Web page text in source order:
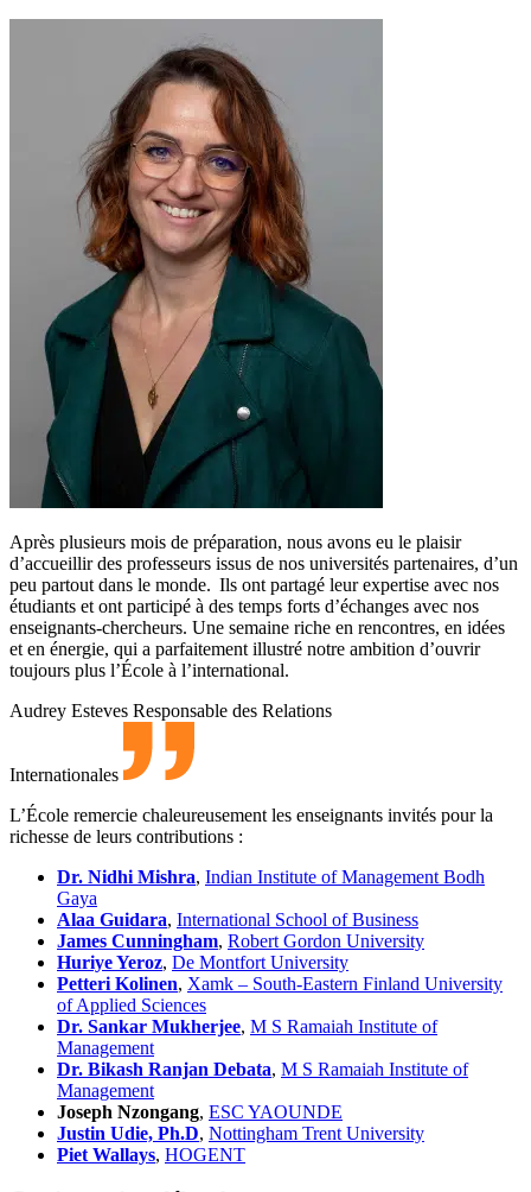
Après plusieurs mois de préparation, nous avons eu le plaisir
d’accueillir des professeurs issus de nos universités partenaires, d’un
peu partout dans le monde. Ils ont partagé leur expertise avec nos
étudiants et ont participé à des temps forts d’échanges avec nos
enseignants-chercheurs. Une semaine riche en rencontres, en idées
et en énergie, qui a parfaitement illustré notre ambition d’ouvrir
toujours plus l’École à l’international.
Audrey Esteves Responsable des Relations
Internationales
L’École remercie chaleureusement les enseignants invités pour la
richesse de leurs contributions :
Dr. Nidhi Mishra, Indian Institute of Management Bodh
Gaya
Alaa Guidara, International School of Business
James Cunningham, Robert Gordon University
Huriye Yeroz, De Montfort University
Petteri Kolinen, Xamk – South-Eastern Finland University
of Applied Sciences
Dr. Sankar Mukherjee, M S Ramaiah Institute of
Management
Dr. Bikash Ranjan Debata, M S Ramaiah Institute of
Management
Joseph Nzongang, ESC YAOUNDE
Justin Udie, Ph.D, Nottingham Trent University
Piet Wallays, HOGENT